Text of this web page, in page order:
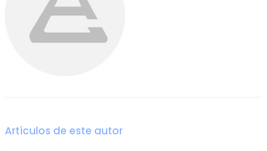
Artículos de este autor